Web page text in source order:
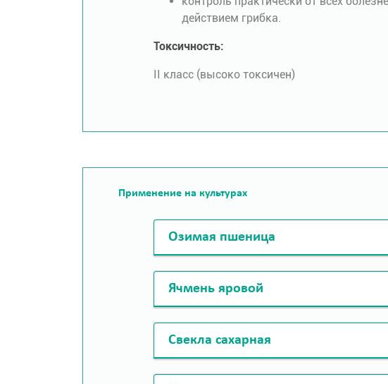
действием грибка.
Токсичность:
ІІ класс (высоко токсичен)
Применение на культурах
Озимая пшеница
Ячмень яровой
Свекла сахарная